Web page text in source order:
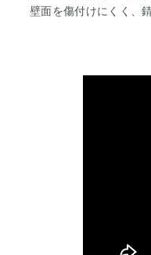
壁面を傷付けにくく、